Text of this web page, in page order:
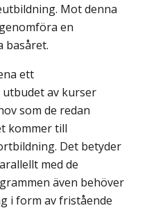
Mot denna
en
basåret.
ett
av kurser
som de redan
kommer till
Det betyder
med de
även behöver
i form av fristående